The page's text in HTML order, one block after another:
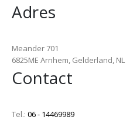
Adres
Meander 701
6825ME Arnhem, Gelderland, NL
Contact
Tel.: 06 - 14469989